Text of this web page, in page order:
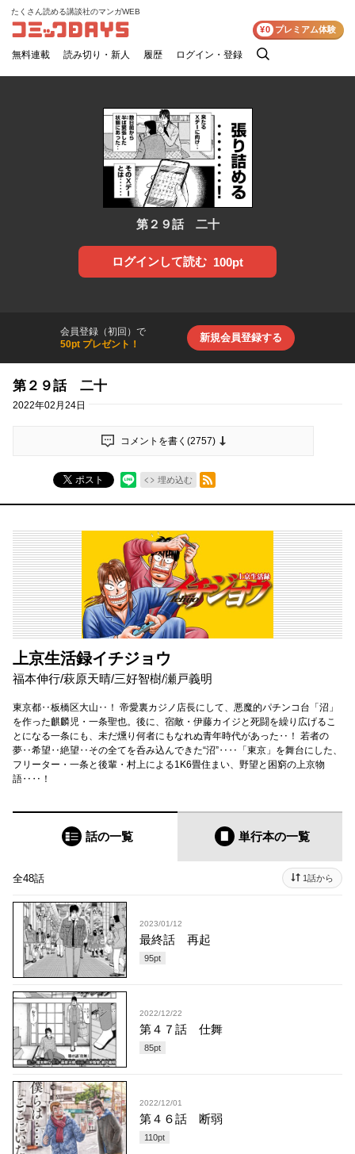
コミックDAYS
たくさん読める講談社のマンガWEB
無料連載 読み切り・新人 履歴 ログイン・登録
検
¥0 プレミアム体験
第２９話 二十
ログインして読む 100pt
会員登録（初回）で
50pt プレゼント！
新規会員登録する
第２９話 二十
2022年02月24日
コメントを書く(2757)
ポスト 埋め込む
RSSフィード
上京生活録イチジョウ
福本伸行/萩原天晴/三好智樹/瀬戸義明
東京都‥板橋区大山‥！ 帝愛裏カジノ店長にして、悪魔的パチンコ台「沼」
を作った麒麟児・一条聖也。後に、宿敵・伊藤カイジと死闘を繰り広げるこ
とになる一条にも、未だ燻り何者にもなれぬ青年時代があった‥！ 若者の
夢‥希望‥絶望‥その全てを呑み込んできた“沼”‥‥「東京」を舞台にした、
フリーター・一条と後輩・村上による1K6畳住まい、野望と困窮の上京物
語‥‥！
話の一覧 単行本の一覧
全48話 1話から
2023/01/12
最終話 再起
95pt
2022/12/22
第４７話 仕舞
85pt
2022/12/01
第４６話 断弱
110pt